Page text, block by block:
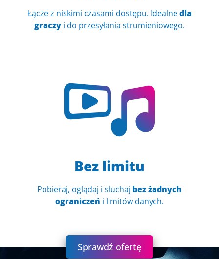
Łącze z niskimi czasami dostępu. Idealnedla
graczy i do przesyłania strumieniowego.
Bez limitu
Pobieraj, oglądaj i słuchaj bez żadnych
ograniczeń i limitów danych.
Sprawdź ofertę